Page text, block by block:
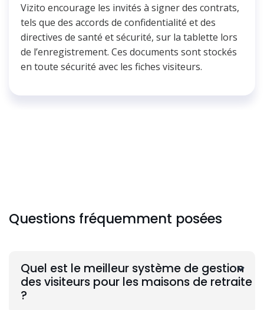
Vizito encourage les invités à signer des contrats,
tels que des accords de confidentialité et des
directives de santé et sécurité, sur la tablette lors
de l’enregistrement. Ces documents sont stockés
en toute sécurité avec les fiches visiteurs.
Questions fréquemment posées
Quel est le meilleur système de gestion
des visiteurs pour les maisons de retraite
?